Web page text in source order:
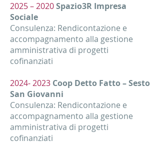
2025 – 2020Spazio3R Impresa
Sociale
Consulenza: Rendicontazione e
accompagnamento alla gestione
amministrativa di progetti
cofinanziati
2024- 2023 Coop Detto Fatto – Sesto
San Giovanni
Consulenza: Rendicontazione e
accompagnamento alla gestione
amministrativa di progetti
cofinanziati